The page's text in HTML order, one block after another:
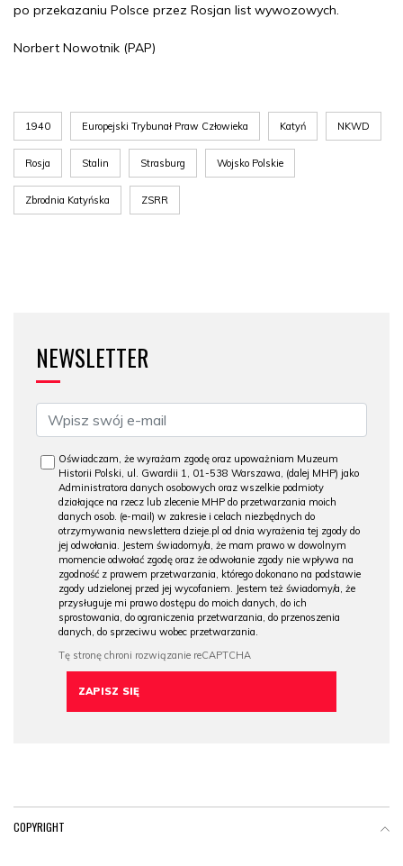
po przekazaniu Polsce przez Rosjan list wywozowych.
Norbert Nowotnik (PAP)
1940 Europejski Trybunał Praw Człowieka Katyń NKWD
Rosja Stalin Strasburg Wojsko Polskie
Zbrodnia Katyńska ZSRR
NEWSLETTER
Oświadczam, że wyrażam zgodę oraz upoważniam Muzeum
Historii Polski, ul. Gwardii 1, 01-538 Warszawa, (dalej MHP) jako
Administratora danych osobowych oraz wszelkie podmioty
działające na rzecz lub zlecenie MHP do przetwarzania moich
danych osob. (e-mail) w zakresie i celach niezbędnych do
otrzymywania newslettera dzieje.pl od dnia wyrażenia tej zgody do
jej odwołania. Jestem świadomy/a, że mam prawo w dowolnym
momencie odwołać zgodę oraz że odwołanie zgody nie wpływa na
zgodność z prawem przetwarzania, którego dokonano na podstawie
zgody udzielonej przed jej wycofaniem. Jestem też świadomy/a, że
przysługuje mi prawo dostępu do moich danych, do ich
sprostowania, do ograniczenia przetwarzania, do przenoszenia
danych, do sprzeciwu wobec przetwarzania.
COPYRIGHT